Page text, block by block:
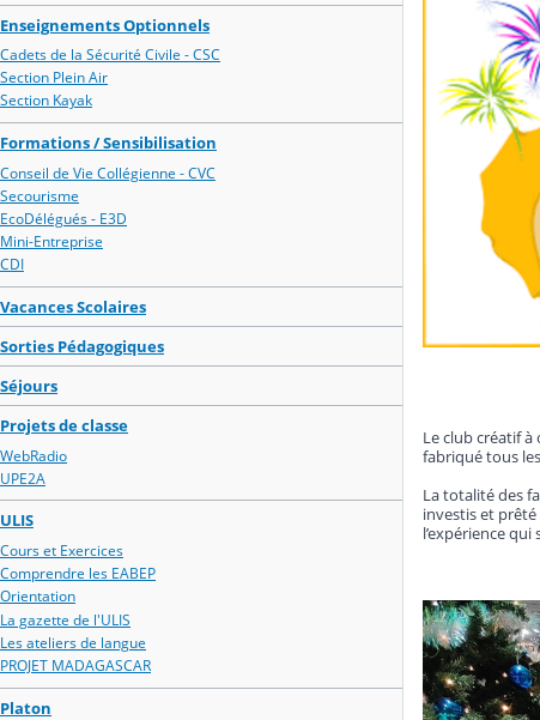
Enseignements Optionnels
Cadets de la Sécurité Civile - CSC
Section Plein Air
Section Kayak
Formations / Sensibilisation
Conseil de Vie Collégienne - CVC
Secourisme
EcoDélégués - E3D
Mini-Entreprise
CDI
Vacances Scolaires
Sorties Pédagogiques
Séjours
Projets de classe
WebRadio
UPE2A
ULIS
Cours et Exercices
Comprendre les EABEP
Orientation
La gazette de l'ULIS
Les ateliers de langue
PROJET MADAGASCAR
Platon
Le club créatif
fabriqué tous
La totalité des
investis et prêté
l’expérience